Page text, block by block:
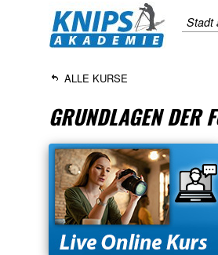
Stadt
ALLE KURSE
GRUNDLAGEN DER